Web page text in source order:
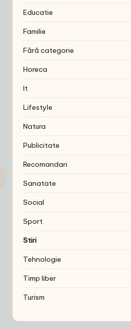
Educatie
Familie
Fără categorie
Horeca
It
Lifestyle
Natura
Publicitate
Recomandari
Sanatate
Social
Sport
Stiri
Tehnologie
Timp liber
Turism